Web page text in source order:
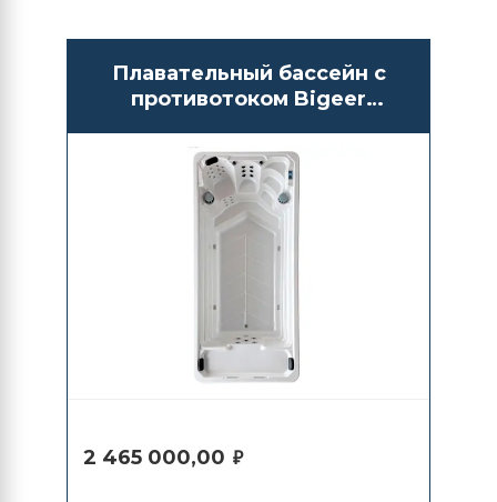
Плавательный бассейн с
противотоком Bigeer
2 465 000,00 ₽